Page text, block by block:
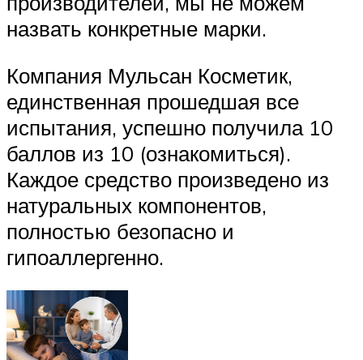
назвать конкретные марки.
Компания Мульсан Косметик,
единственная прошедшая все
испытания, успешно получила 10
баллов из 10 (ознакомиться).
Каждое средство произведено из
натуральных компонентов,
полностью безопасно и
гипоаллергенно.